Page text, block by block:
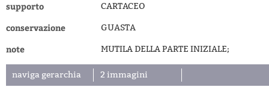
supporto CARTACEO
conservazione GUASTA
note MUTILA DELLA PARTE INIZIALE;
naviga gerarchia 2 immagini